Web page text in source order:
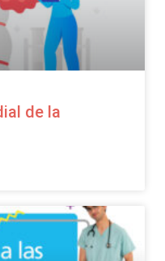
de la